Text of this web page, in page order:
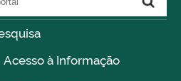
Acesso à Informação